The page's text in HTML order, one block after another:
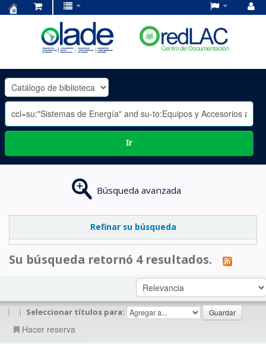
OLADE
-
Ir
Búsqueda avanzada
Refinar su búsqueda
Su búsqueda retornó 4 resultados.
| | Seleccionar títulos para:
Hacer reserva